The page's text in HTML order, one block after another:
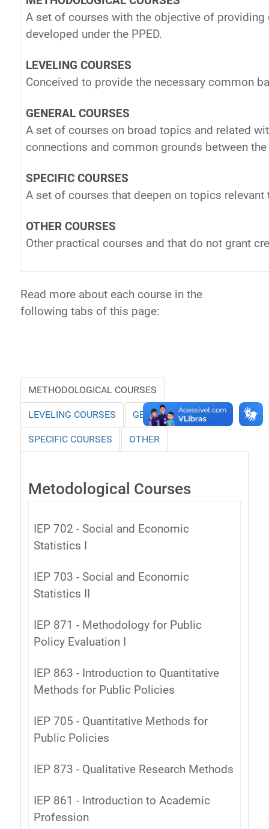
A set of courses with the objective of
developed under the PPED.
LEVELING COURSES
Conceived to provide the necessary common
GENERAL COURSES
A set of courses on broad topics and related
connections and common grounds between
SPECIFIC COURSES
A set of courses that deepen on topics relevant
OTHER COURSES
Other practical courses and that do not grant
Read more about each course in the
following tabs of this page:
METHODOLOGICAL COURSES
LEVELING COURSES GENERAL COURSES
SPECIFIC COURSES OTHER
Metodological Courses
IEP 702 - Social and Economic
Statistics I
IEP 703 - Social and Economic
Statistics II
IEP 871 - Methodology for Public
Policy Evaluation I
IEP 863 - Introduction to Quantitative
Methods for Public Policies
IEP 705 - Quantitative Methods for
Public Policies
IEP 873 - Qualitative Research Methods
IEP 861 - Introduction to Academic
Profession